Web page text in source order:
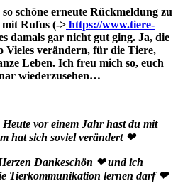
schöne erneute Rückmeldung zu
Rufus (-> https://www.tiere-
damals gar nicht gut ging. Ja, die
verändern, für die Tiere,
Leben. Ich freu mich so, euch
wiederzusehen…
vor einem Jahr hast du mit
hat sich soviel verändert ❤
Dankeschön ❤ und ich
Tierkommunikation lernen darf ❤